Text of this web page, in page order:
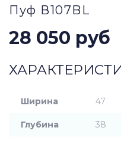
Пуф В107BL
28 050 руб
Ширина 47
Глубина 38